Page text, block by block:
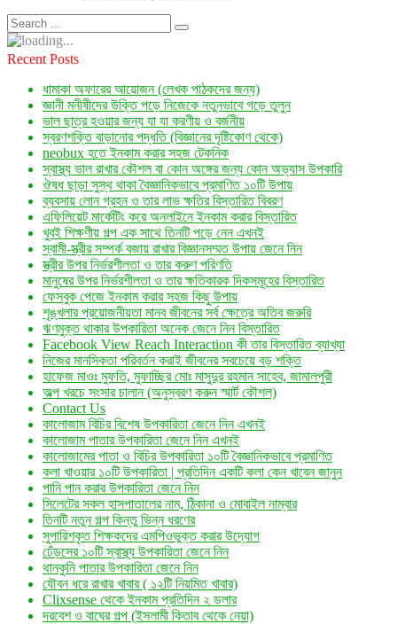
Recent Posts
ধামাকা অফারের আয়োজন (লেখক পাঠকদের জন্য)
জ্ঞানী মনীষীদের উক্তি পড়ে নিজেকে নতুনভাবে গড়ে তুলুন
ভাল ছাত্র হওয়ার জন্য যা যা করণীয় ও বর্জনীয়
স্বরণশক্তি বাড়ানোর পদ্ধতি (বিজ্ঞানের দৃষ্টিকোণ থেকে)
neobux হতে ইনকাম করার সহজ টেকনিক
স্বাস্থ্য ভাল রাখার কৌশল বা কোন অঙ্গের জন্য কোন অভ্যাস উপকারি
ঔষধ ছাড়া সুস্থ থাকা বৈজ্ঞানিকভাবে প্রমাণিত ১০টি উপায়
ব্যবসায় লোন গ্রহন ও তার লাভ ক্ষতির বিস্তারিত বিবরণ
এফিলিয়েট মার্কেটিং করে অনলাইনে ইনকাম করার বিস্তারিত
খুবই শিক্ষণীয় গল্প এক সাথে তিনটি পড়ে নেন এখনই
স্বামী-স্ত্রীর সম্পর্ক বজায় রাখার বিজ্ঞানসম্মত উপায় জেনে নিন
স্ত্রীর উপর নির্ভরশীলতা ও তার করুণ পরিণতি
মানুষের উপর নির্ভরশীলতা ও তার ক্ষতিকারক দিকসমূহের বিস্তারিত
ফেসবুক পেজে ইনকাম করার সহজ কিছু উপায়
শৃঙ্খলার প্রয়োজনীয়তা মানব জীবনের সর্ব ক্ষেত্রে অতিব জরুরি
ঋণমুক্ত থাকার উপকারিতা অনেক জেনে নিন বিস্তারিত
Facebook View Reach Interaction কী তার বিস্তারিত ব্যাখ্যা
নিজের মানসিকতা পরিবর্তন করাই জীবনের সবচেয়ে বড় শক্তি
হাফেজ মাওঃ মুফতি, মুফাচ্ছির মোঃ মাসুদুর রহমান সাহেব, জামালপুরী
অল্প খরচে সংসার চালান (অনুস্বরণ করুন স্মার্ট কৌশল)
Contact Us
কালোজাম বিচির বিশেষ উপকারিতা জেনে নিন এখনই
কালোজাম পাতার উপকারিতা জেনে নিন এখনই
কালোজামের পাতা ও বিচির উপকারিতা ১০টি বৈজ্ঞানিকভাবে প্রমাণিত
কলা খাওয়ার ১০টি উপকারিতা | প্রতিদিন একটি কলা কেন খাবেন জানুন
পানি পান করার উপকারিতা জেনে নিন
সিলেটের সকল হাসপাতালের নাম, ঠিকানা ও মোবাইল নাম্বার
তিনটি নতুন গল্প কিন্তু ভিন্ন ধরণের
সুপারিশকৃত শিক্ষকদের এমপিওভুক্ত করার উদ্যোগ
ঢেঁড়সের ১০টি স্বাস্থ্য উপকারিতা জেনে নিন
থানকুনি পাতার উপকারিতা জেনে নিন
যৌবন ধরে রাখার খাবার ( ১২টি নিয়মিত খাবার)
Clixsense থেকে ইনকাম প্রতিদিন ২ ডলার
দরবেশ ও বাঘের গল্প (ইসলামী কিতাব থেকে নেয়া)